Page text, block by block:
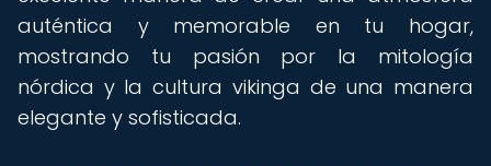
auténtica y memorable en tu hogar,
mostrando tu pasión por la mitología
nórdica y la cultura vikinga de una manera
elegante y sofisticada.